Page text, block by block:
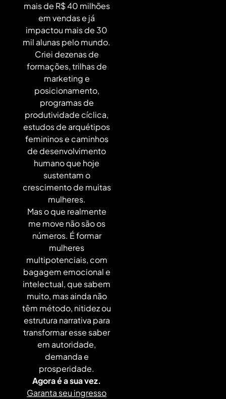
mais de R$ 40 milhões
em vendas e já
impactou mais de 30
mil alunas pelo mundo.
Criei dezenas de
formações, trilhas de
marketing e
posicionamento,
programas de
produtividade cíclica,
estudos de arquétipos
femininos e caminhos
de desenvolvimento
humano que hoje
sustentam o
crescimento de muitas
mulheres.
Mas o que realmente
me move não são os
números. É formar
mulheres
multipotenciais, com
bagagem emocional e
intelectual, que sabem
muito, mas ainda não
têm método, nitidez ou
estrutura narrativa para
transformar esse saber
em autoridade,
demanda e
prosperidade.
Agora é a sua vez.
Garanta seu ingresso